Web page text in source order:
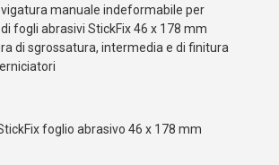
manuale indeformabile per
fogli abrasivi StickFix 46 x 178 mm
di sgrossatura, intermedia e di finitura
foglio abrasivo 46 x 178 mm